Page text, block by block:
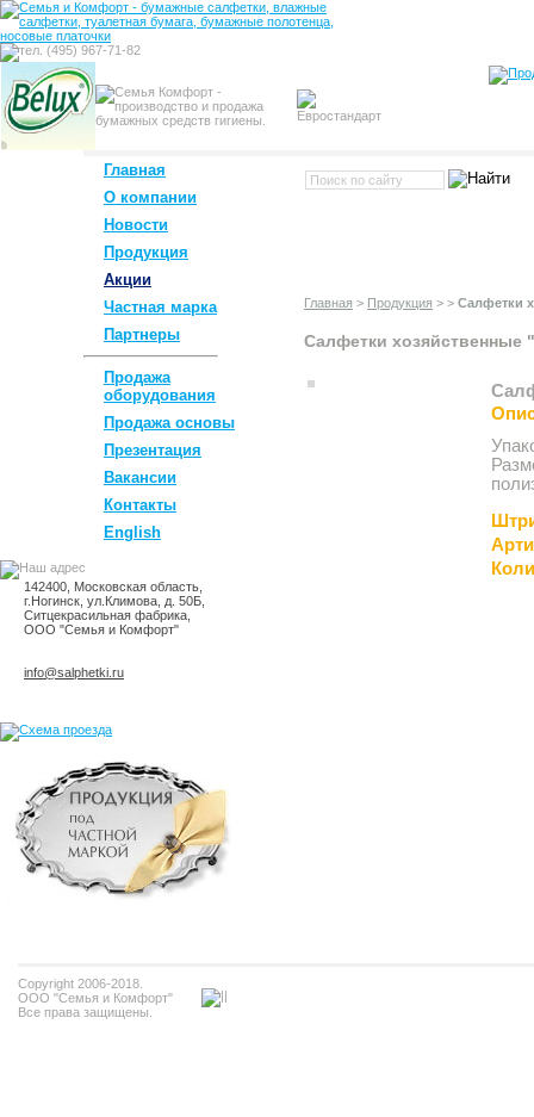
Главная
О компании
Новости
Продукция
Акции
Частная марка
Партнеры
Продажа
оборудования
Продажа основы
Презентация
Вакансии
Контакты
English
142400, Московская область,
г.Ногинск, ул.Климова, д. 50Б,
Ситцекрасильная фабрика,
ООО "Семья и Комфорт"
info@salphetki.ru
Главная > Продукция > > Салфетки
Салфетки хозяйственные
Copyright 2006-2018.
ООО "Семья и Комфорт"
Все права защищены.